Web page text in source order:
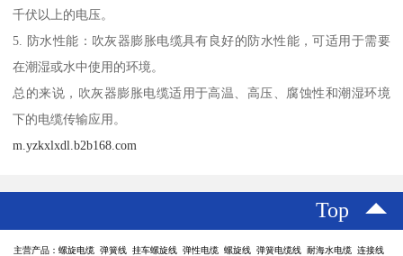
千伏以上的电压。
5. 防水性能：吹灰器膨胀电缆具有良好的防水性能，可适用于需要
在潮湿或水中使用的环境。
总的来说，吹灰器膨胀电缆适用于高温、高压、腐蚀性和潮湿环境
下的电缆传输应用。
m.yzkxlxdl.b2b168.com
Top
主营产品：螺旋电缆 弹簧线 挂车螺旋线 弹性电缆 螺旋线 弹簧电缆线 耐海水电缆 连接线